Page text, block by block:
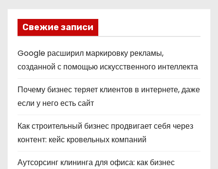
Свежие записи
Google расширил маркировку рекламы,
созданной с помощью искусственного интеллекта
Почему бизнес теряет клиентов в интернете, даже
если у него есть сайт
Как строительный бизнес продвигает себя через
контент: кейс кровельных компаний
Аутсорсинг клининга для офиса: как бизнес